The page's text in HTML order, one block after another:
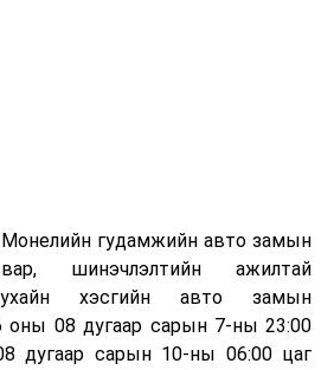
хүч үйлдвэрлэхэд ашиглаж
хувьд шаталтын дараа
зэрэг ашигт эрдсийг сэргээн
Монелийн гудамжийн авто замын
шинэчлэлтийн ажилтай
хэсгийн авто замын
оны 08 дугаар сарын 7-ны 23:00
дугаар сарын 10-ны 06:00 цаг